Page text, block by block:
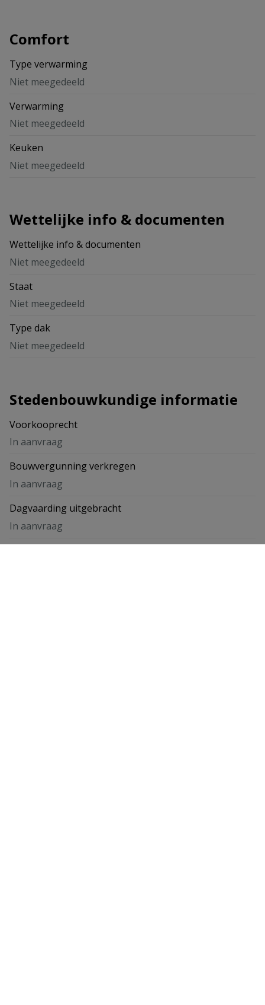
Comfort
Type verwarming
Niet meegedeeld
Verwarming
Niet meegedeeld
Keuken
Niet meegedeeld
Wettelijke info & documenten
Wettelijke info & documenten
Niet meegedeeld
Staat
Niet meegedeeld
Type dak
Niet meegedeeld
Stedenbouwkundige informatie
Voorkooprecht
In aanvraag
Bouwvergunning verkregen
In aanvraag
Dagvaarding uitgebracht
In aanvraag